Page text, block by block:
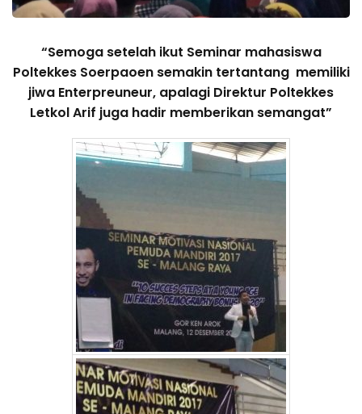
“Semoga setelah ikut Seminar mahasiswa
Poltekkes Soerpaoen semakin tertantang memiliki
jiwa Enterpreuneur, apalagi Direktur Poltekkes
Letkol Arif juga hadir memberikan semangat”